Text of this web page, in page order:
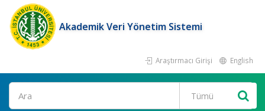
Akademik Veri Yönetim Sistemi
Araştırmacı Girişi English
Ara